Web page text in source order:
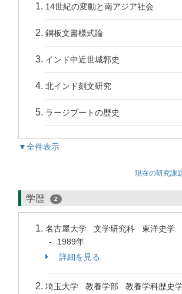
14世紀の変動と南アジア社会
銅板文書様式論
インド中近世城郭史
北インド刻文研究
ラージプートの歴史
▼全件表示
現在の研究課
学歴 2
名古屋大学 文学研究科 東洋史学
-
1989年
詳細を見る
埼玉大学 教養学部 教養学科歴史